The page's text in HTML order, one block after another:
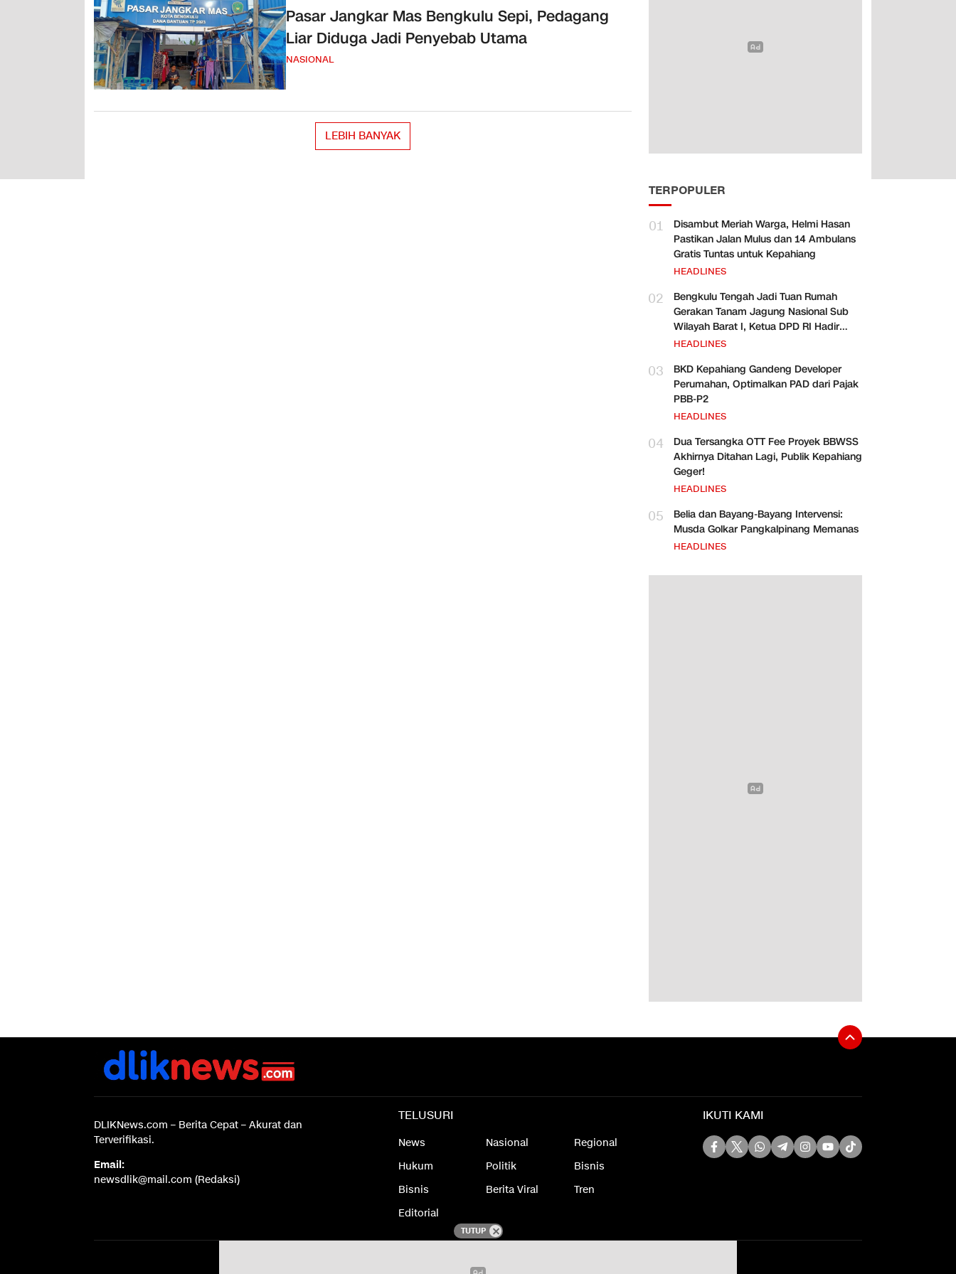
Pasar Jangkar Mas Bengkulu Sepi, Pedagang
Liar Diduga Jadi Penyebab Utama
NASIONAL
LEBIH BANYAK
TERPOPULER
01
Disambut Meriah Warga, Helmi Hasan
Pastikan Jalan Mulus dan 14 Ambulans
Gratis Tuntas untuk Kepahiang
HEADLINES
02
Bengkulu Tengah Jadi Tuan Rumah
Gerakan Tanam Jagung Nasional Sub
Wilayah Barat I, Ketua DPD RI Hadir
Bersama Para Pejabat Pusat
HEADLINES
03
BKD Kepahiang Gandeng Developer
Perumahan, Optimalkan PAD dari Pajak
PBB-P2
HEADLINES
04
Dua Tersangka OTT Fee Proyek BBWSS
Akhirnya Ditahan Lagi, Publik Kepahiang
Geger!
HEADLINES
05
Belia dan Bayang-Bayang Intervensi:
Musda Golkar Pangkalpinang Memanas
HEADLINES
DLIKNews.com – Berita Cepat – Akurat dan
Terverifikasi.
Email:
newsdlik@mail.com (Redaksi)
TELUSURI
News Nasional
Regional
Hukum
Politik
Bisnis
Bisnis
Berita Viral
Tren
Editorial
IKUTI KAMI
TUTUP